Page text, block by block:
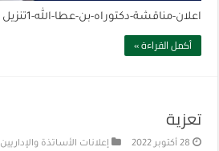
اعلان-مناقشة-دكتوراه-بن-عطا-الله-1تنزيل
أكمل القراءة »
تعزية
28 أكتوبر 2022 إعلانات الأساتذة والإداريين